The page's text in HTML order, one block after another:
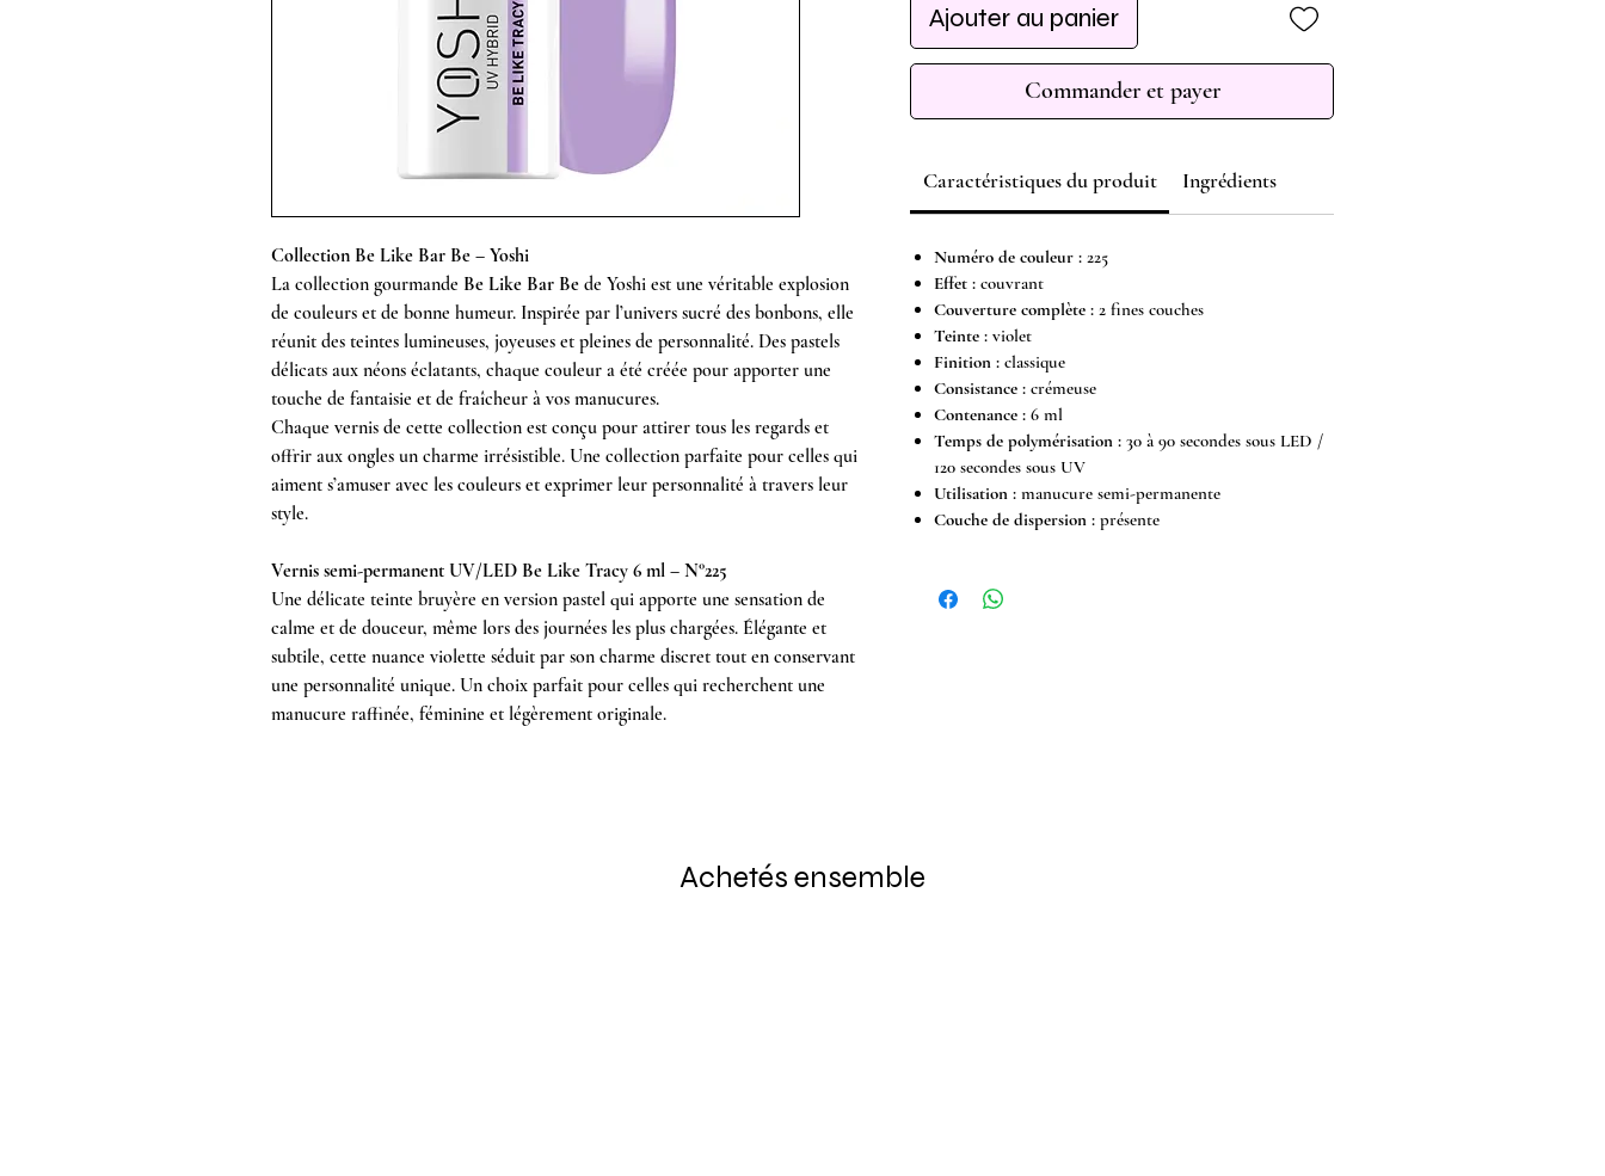
Collection Be Like Bar Be – Yoshi
La collection gourmande Be Like Bar Be de Yoshi est une véritable explosion
de couleurs et de bonne humeur. Inspirée par l’univers sucré des bonbons, elle
réunit des teintes lumineuses, joyeuses et pleines de personnalité. Des pastels
délicats aux néons éclatants, chaque couleur a été créée pour apporter une
touche de fantaisie et de fraîcheur à vos manucures.
Chaque vernis de cette collection est conçu pour attirer tous les regards et
offrir aux ongles un charme irrésistible. Une collection parfaite pour celles qui
aiment s’amuser avec les couleurs et exprimer leur personnalité à travers leur
style.
Vernis semi-permanent UV/LED Be Like Tracy 6 ml – N°225
Une délicate teinte bruyère en version pastel qui apporte une sensation de
calme et de douceur, même lors des journées les plus chargées. Élégante et
subtile, cette nuance violette séduit par son charme discret tout en conservant
une personnalité unique. Un choix parfait pour celles qui recherchent une
manucure raffinée, féminine et légèrement originale.
Ajouter au panier
Commander et payer
Caractéristiques du produit Ingrédients
Numéro de couleur : 225
Effet : couvrant
Couverture complète : 2 fines couches
Teinte : violet
Finition : classique
Consistance : crémeuse
Contenance : 6 ml
Temps de polymérisation : 30 à 90 secondes sous LED /
120 secondes sous UV
Utilisation : manucure semi-permanente
Couche de dispersion : présente
Achetés ensemble